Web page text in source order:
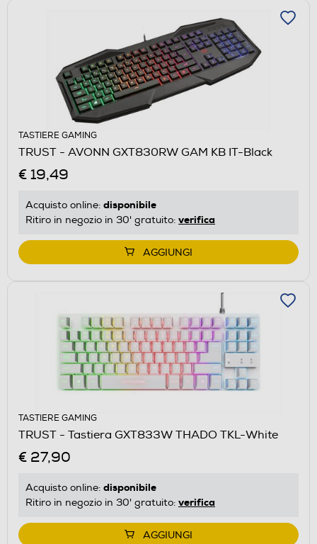
TASTIERE GAMING
TRUST - AVONN GXT830RW GAM KB IT-Black
€ 19,49
Acquisto online: disponibile
Ritiro in negozio in 30' gratuito: verifica
AGGIUNGI
TASTIERE GAMING
TRUST - Tastiera GXT833W THADO TKL-White
€ 27,90
Acquisto online: disponibile
Ritiro in negozio in 30' gratuito: verifica
AGGIUNGI